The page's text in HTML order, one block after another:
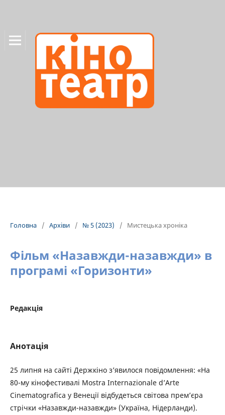
Головна / Архіви / № 5 (2023) / Мистецька хроніка
Фільм «Назавжди-назавжди» в
програмі «Горизонти»
Редакція
Анотація
25 липня на сайті Держкіно з’явилося повідомлення: «На
80-му кінофестивалі Mostra Internazionale d’Arte
Cinematografica у Венеції відбудеться світова премʼєра
стрічки «Назавжди-назавжди» (Україна, Нідерланди).